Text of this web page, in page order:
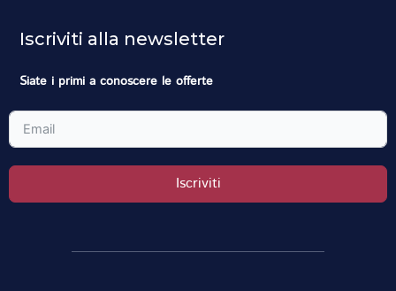
Iscriviti alla newsletter
Siate i primi a conoscere le offerte
Iscriviti